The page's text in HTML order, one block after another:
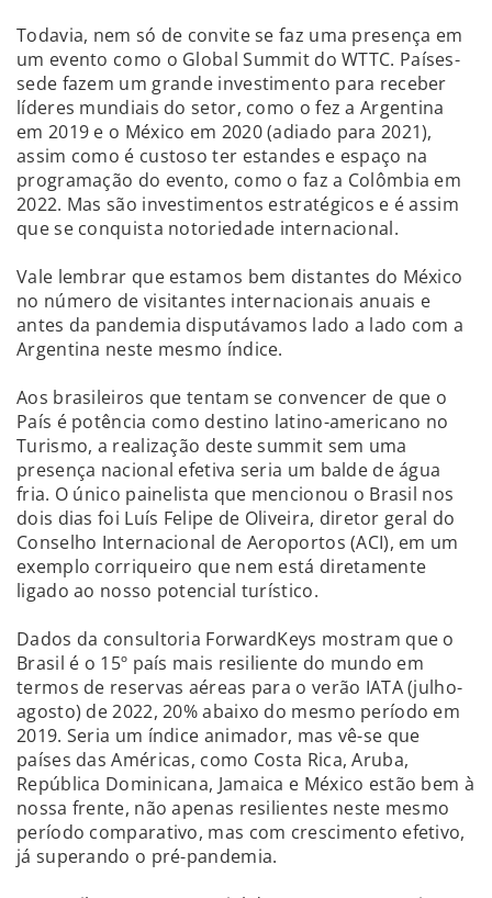
Todavia, nem só de convite se faz uma presença em
um evento como o Global Summit do WTTC. Países-
sede fazem um grande investimento para receber
líderes mundiais do setor, como o fez a Argentina
em 2019 e o México em 2020 (adiado para 2021),
assim como é custoso ter estandes e espaço na
programação do evento, como o faz a Colômbia em
2022. Mas são investimentos estratégicos e é assim
que se conquista notoriedade internacional.
Vale lembrar que estamos bem distantes do México
no número de visitantes internacionais anuais e
antes da pandemia disputávamos lado a lado com a
Argentina neste mesmo índice.
Aos brasileiros que tentam se convencer de que o
País é potência como destino latino-americano no
Turismo, a realização deste summit sem uma
presença nacional efetiva seria um balde de água
fria. O único painelista que mencionou o Brasil nos
dois dias foi Luís Felipe de Oliveira, diretor geral do
Conselho Internacional de Aeroportos (ACI), em um
exemplo corriqueiro que nem está diretamente
ligado ao nosso potencial turístico.
Dados da consultoria ForwardKeys mostram que o
Brasil é o 15º país mais resiliente do mundo em
termos de reservas aéreas para o verão IATA (julho-
agosto) de 2022, 20% abaixo do mesmo período em
2019. Seria um índice animador, mas vê-se que
países das Américas, como Costa Rica, Aruba,
República Dominicana, Jamaica e México estão bem à
nossa frente, não apenas resilientes neste mesmo
período comparativo, mas com crescimento efetivo,
já superando o pré-pandemia.